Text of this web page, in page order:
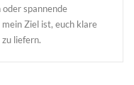
spannende
Ziel ist, euch klare
liefern.